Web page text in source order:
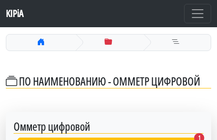
KIPiA
ПО НАИМЕНОВАНИЮ - ОММЕТР ЦИФРОВОЙ
Омметр цифровой
1Щ306-1